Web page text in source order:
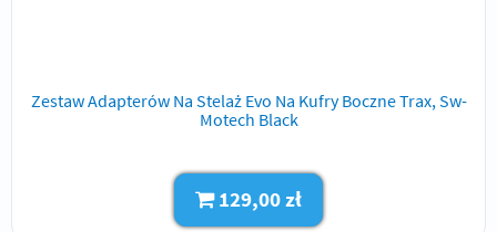
Zestaw Adapterów Na Stelaż Evo Na Kufry Boczne Trax, Sw-
Motech Black
129,00 zł